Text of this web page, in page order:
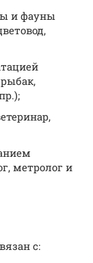
и фауны
метролог и
с: